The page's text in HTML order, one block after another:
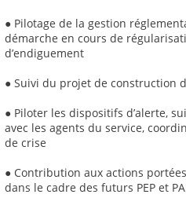
● Pilotage de la gestion
démarche en cours de
d’endiguement
● Suivi du projet de construction
● Piloter les dispositifs d’alerte,
avec les agents du service,
de crise
● Contribution aux actions
dans le cadre des futurs PEP et